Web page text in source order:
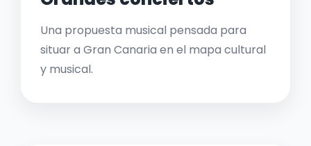
Una propuesta musical pensada para
situar a Gran Canaria en el mapa cultural
y musical.